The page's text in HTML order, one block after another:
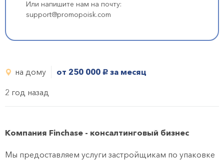
Или напишите нам на почту:
support@promopoisk.com
на дому от 250 000 руб. за месяц
2 год назад
Компания Finchase - консалтинговый бизнес
Мы предоставляем услуги застройщикам по упаковке